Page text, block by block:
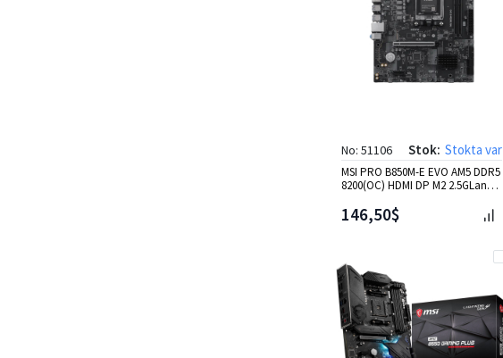
No: 51106 Stok: Stokta var
MSI PRO B850M-E EVO AM5 DDR5
8200(OC) HDMI DP M2 2.5GLan
146,50$